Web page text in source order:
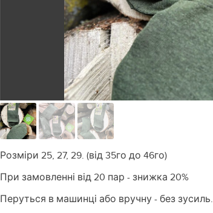
Розміри 25, 27, 29. (від 35го до 46го)
При замовленні від 20 пар - знижка 20%
Перуться в машинці або вручну - без зусиль.